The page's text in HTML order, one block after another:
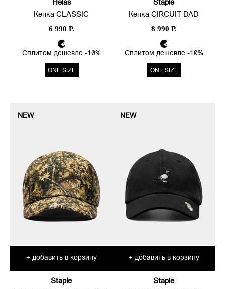
Helas
Кепка CLASSIC
6 990 Р.
Сплитом дешевле -10%
ONE SIZE
Staple
Кепка CIRCUIT DAD
8 990 Р.
Сплитом дешевле -10%
ONE SIZE
NEW
+ добавить в корзину
Staple
NEW
+ добавить в корзину
Staple